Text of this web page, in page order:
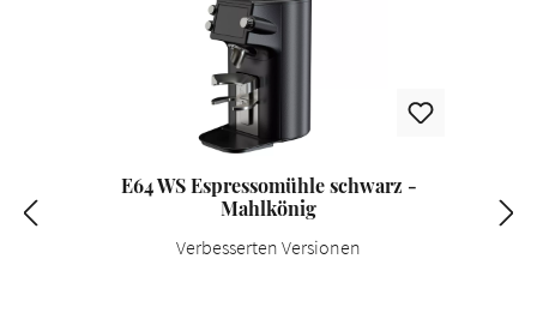
E64 WS Espressomühle schwarz -
Mahlkönig
Verbesserten Versionen